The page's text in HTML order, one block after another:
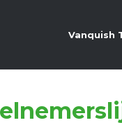
Vanquish